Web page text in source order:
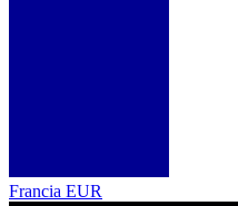
Francia EUR